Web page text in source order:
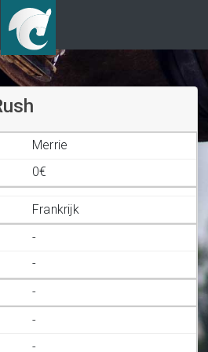
Merrie
0€
Frankrijk
-
-
-
-
-